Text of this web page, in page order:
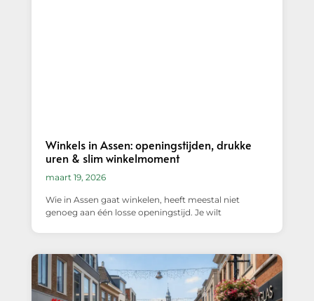
Winkels in Assen: openingstijden, drukke
uren & slim winkelmoment
maart 19, 2026
Wie in Assen gaat winkelen, heeft meestal niet
genoeg aan één losse openingstijd. Je wilt